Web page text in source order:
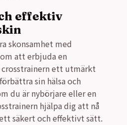
effektiv
skonsamhet med
att erbjuda en
ett utmärkt
sin hälsa och
du är nybörjare eller en
hjälpa dig att nå
säkert och effektivt sätt.